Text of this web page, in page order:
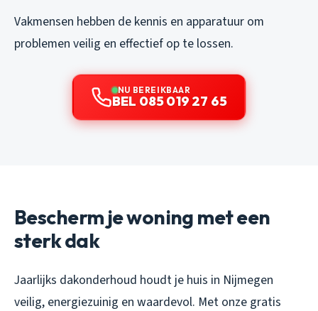
Vakmensen hebben de kennis en apparatuur om
problemen veilig en effectief op te lossen.
NU BEREIKBAAR
BEL 085 019 27 65
Bescherm je woning met een
sterk dak
Jaarlijks dakonderhoud houdt je huis in Nijmegen
veilig, energiezuinig en waardevol. Met onze gratis